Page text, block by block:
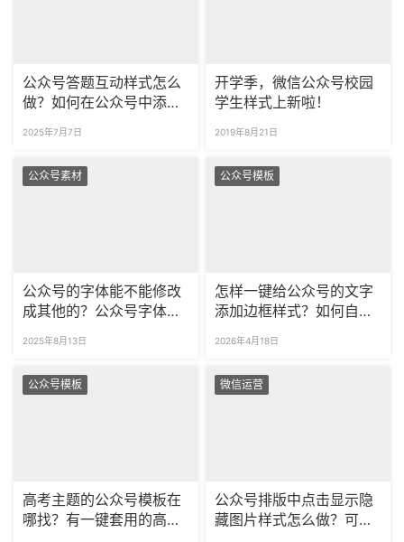
公众号答题互动样式怎么
做？如何在公众号中添加
2025年7月7日
开学季，微信公众号校园
学生样式上新啦！
2019年8月21日
公众号素材
公众号的字体能不能修改
成其他的？公众号字体怎
2025年8月13日
公众号模板
怎样一键给公众号的文字
添加边框样式？如何自定
2026年4月18日
公众号模板
高考主题的公众号模板在
哪找？有一键套用的高考
微信运营
公众号排版中点击显示隐
藏图片样式怎么做？可以